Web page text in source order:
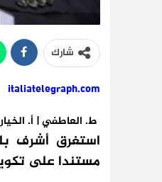
شارك
italiatelegraph.com
ط. العاطفي | أ.
مستندا على